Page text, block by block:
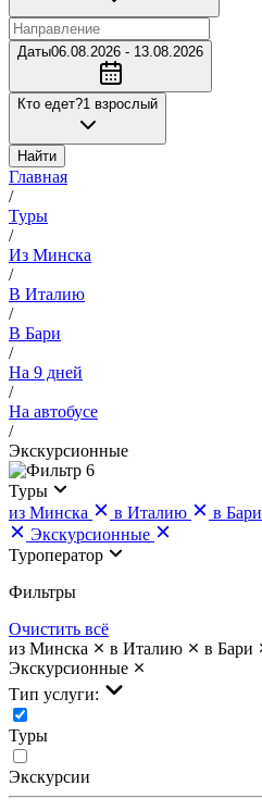
Даты06.08.2026 - 13.08.2026
Кто едет?1 взрослый
Найти
Главная
/
Туры
/
Из Минска
/
В Италию
/
В Бари
/
На 9 дней
/
На автобусе
/
Экскурсионные
6
Туры
из Минска
в Италию в Бари
Экскурсионные
Туроператор
Фильтры
Очистить всё
из Минска
в Италию в Бари
Экскурсионные
Тип услуги:
Туры
Экскурсии